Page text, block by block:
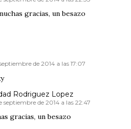
gracias, un besazo
de 2014 a las 17:07
Rodriguez Lopez
septiembre de 2014 a las 22:47
gracias, un besazo